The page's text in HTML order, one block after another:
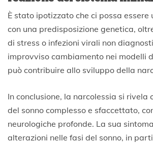
È stato ipotizzato che ci possa essere
con una predisposizione genetica,
di stress o infezioni virali non
improvviso cambiamento nei modelli
può contribuire allo sviluppo della
In conclusione, la narcolessia si rivela
del sonno complesso e sfaccettato,
neurologiche profonde. La sua
alterazioni nelle fasi del sonno, in